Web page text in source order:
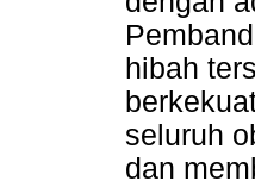
hibah
seluruh
dan